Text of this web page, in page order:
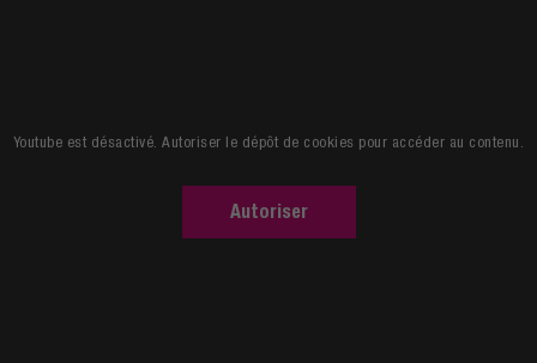
Youtube est désactivé. Autoriser le dépôt de cookies pour accéder au contenu.
Autoriser